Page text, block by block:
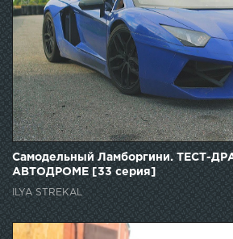
Самодельный Ламборгини. ТЕСТ-
АВТОДРОМЕ [33 серия]
ILYA STREKAL